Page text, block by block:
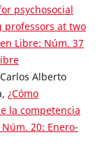
psychosocial
professors at two
Libre: Núm. 37
Alberto
¿Cómo
la competencia
20: Enero-